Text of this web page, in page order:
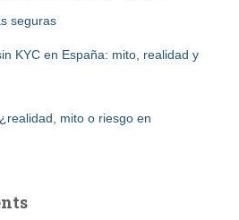
seguras
KYC en España: mito, realidad y
mito o riesgo en